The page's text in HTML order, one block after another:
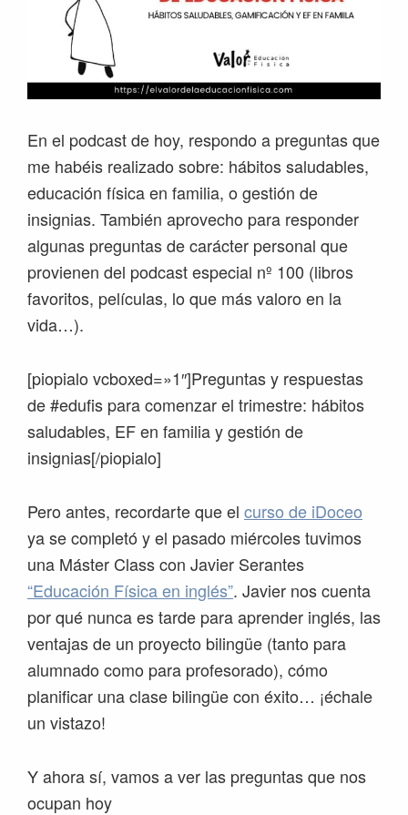
En el podcast de hoy, respondo a preguntas que
me habéis realizado sobre: hábitos saludables,
educación física en familia, o gestión de
insignias. También aprovecho para responder
algunas preguntas de carácter personal que
provienen del podcast especial nº 100 (libros
favoritos, películas, lo que más valoro en la
vida…).
[piopialo vcboxed=»1″]Preguntas y respuestas
de #edufis para comenzar el trimestre: hábitos
saludables, EF en familia y gestión de
insignias[/piopialo]
Pero antes, recordarte que el curso de iDoceo
ya se completó y el pasado miércoles tuvimos
una Máster Class con Javier Serantes
“Educación Física en inglés”. Javier nos cuenta
por qué nunca es tarde para aprender inglés, las
ventajas de un proyecto bilingüe (tanto para
alumnado como para profesorado), cómo
planificar una clase bilingüe con éxito… ¡échale
un vistazo!
Y ahora sí, vamos a ver las preguntas que nos
ocupan hoy